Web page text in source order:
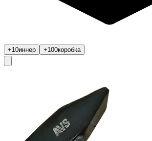
+10иннер +100коробка